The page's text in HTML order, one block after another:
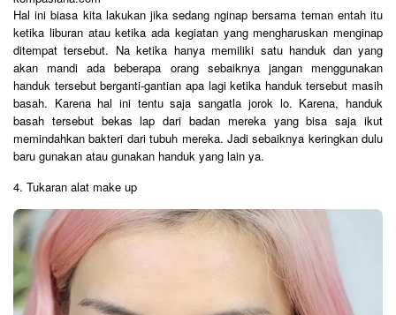
Hal ini biasa kita lakukan jika sedang nginap bersama teman entah itu
ketika liburan atau ketika ada kegiatan yang mengharuskan menginap
ditempat tersebut. Na ketika hanya memiliki satu handuk dan yang
akan mandi ada beberapa orang sebaiknya jangan menggunakan
handuk tersebut berganti-gantian apa lagi ketika handuk tersebut masih
basah. Karena hal ini tentu saja sangatla jorok lo. Karena, handuk
basah tersebut bekas lap dari badan mereka yang bisa saja ikut
memindahkan bakteri dari tubuh mereka. Jadi sebaiknya keringkan dulu
baru gunakan atau gunakan handuk yang lain ya.
4. Tukaran alat make up